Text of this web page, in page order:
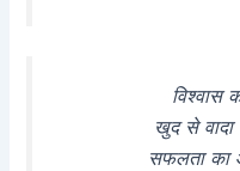
विश्वास
खुद से वादा
सफलता का